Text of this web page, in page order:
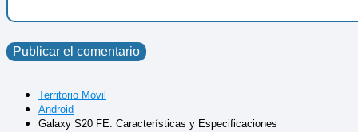
Territorio Móvil
Android
Galaxy S20 FE: Características y Especificaciones